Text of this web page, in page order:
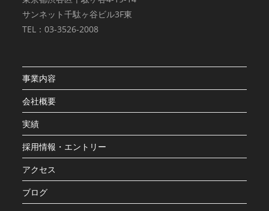
サンネット千駄ヶ谷ビル3F東
TEL：03-3526-2008
事業内容
会社概要
実績
採用情報・エントリー
アクセス
ブログ